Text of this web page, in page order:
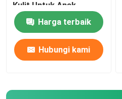
Tentang kami
Tur Pabrik
Kontrol kualitas
Kulit Untuk Anak
Perempuan Hadiah
Harga terbaik
Hubungi kami